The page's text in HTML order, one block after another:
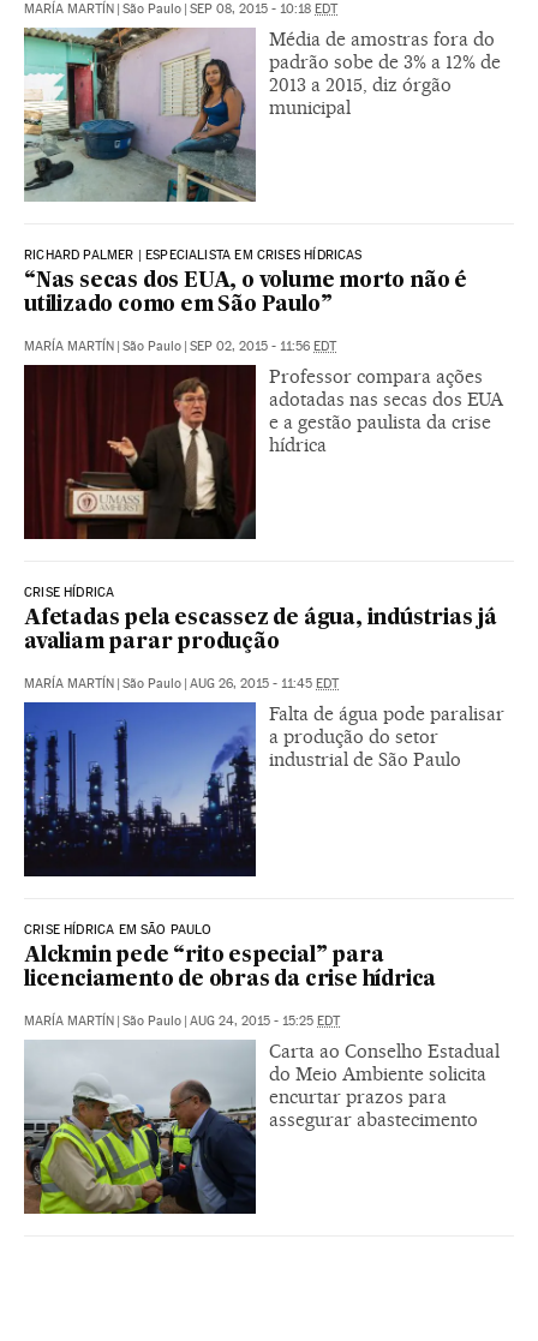
MARÍA MARTÍN São Paulo SEP 08, 2015 - 10:18 EDT
Média de amostras fora do
padrão sobe de 3% a 12% de
2013 a 2015, diz órgão
municipal
RICHARD PALMER | ESPECIALISTA EM CRISES HÍDRICAS
“Nas secas dos EUA, o volume morto não é
utilizado como em São Paulo”
MARÍA MARTÍN | São Paulo | SEP 02, 2015 - 11:56 EDT
Professor compara ações
adotadas nas secas dos EUA
e a gestão paulista da crise
hídrica
CRISE HÍDRICA
Afetadas pela escassez de água, indústrias já
avaliam parar produção
MARÍA MARTÍN | São Paulo | AUG 26, 2015 - 11:45 EDT
Falta de água pode paralisar
a produção do setor
industrial de São Paulo
CRISE HÍDRICA EM SÃO PAULO
Alckmin pede “rito especial” para
licenciamento de obras da crise hídrica
MARÍA MARTÍN | São Paulo | AUG 24, 2015 - 15:25 EDT
Carta ao Conselho Estadual
do Meio Ambiente solicita
encurtar prazos para
assegurar abastecimento